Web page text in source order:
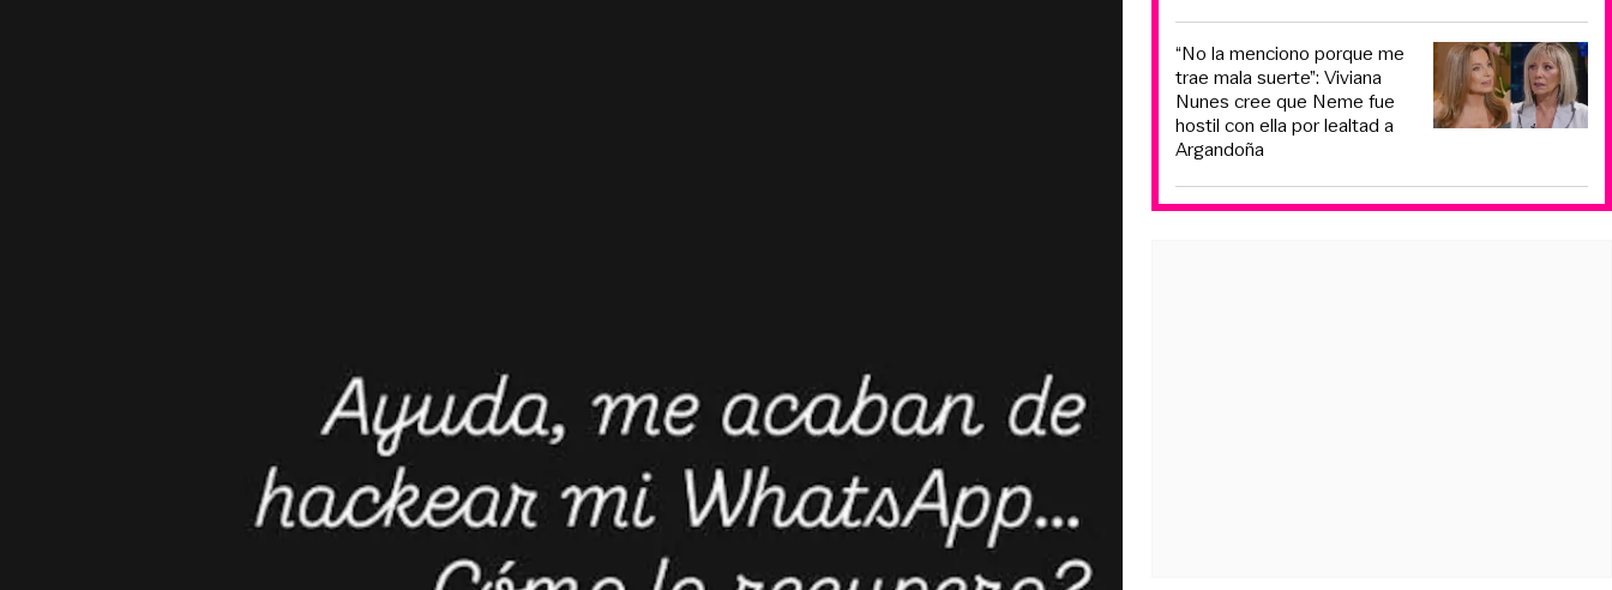
“No la menciono porque me
trae mala suerte”: Viviana
Nunes cree que Neme fue
hostil con ella por lealtad a
Argandoña